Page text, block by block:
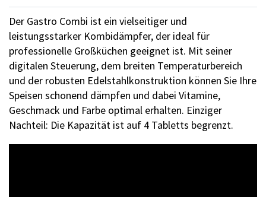
Der Gastro Combi ist ein vielseitiger und
leistungsstarker Kombidämpfer, der ideal für
professionelle Großküchen geeignet ist. Mit seiner
digitalen Steuerung, dem breiten Temperaturbereich
und der robusten Edelstahlkonstruktion können Sie Ihre
Speisen schonend dämpfen und dabei Vitamine,
Geschmack und Farbe optimal erhalten. Einziger
Nachteil: Die Kapazität ist auf 4 Tabletts begrenzt.